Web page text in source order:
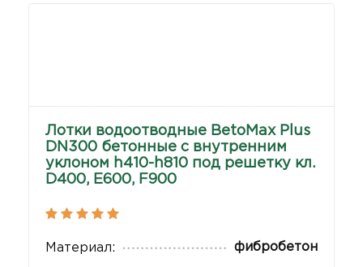
Лотки водоотводные BetoMax Plus
DN300 бетонные с внутренним
уклоном h410-h810 под решетку кл.
D400, E600, F900
Материал: фибробетон